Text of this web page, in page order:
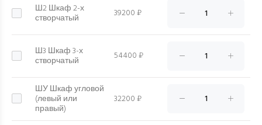
Ш2 Шкаф 2-х
створчатый 39200 ₽
Ш3 Шкаф 3-х
створчатый 54400 ₽
ШУ Шкаф угловой
(левый или
правый)
32200 ₽